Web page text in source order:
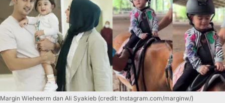
Margin Wieheerm dan Ali Syakieb (credit: Instagram.com/marginw/)